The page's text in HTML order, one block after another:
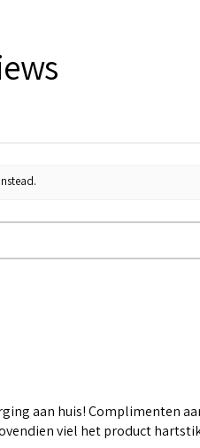
aan huis! Complimenten
viel het product